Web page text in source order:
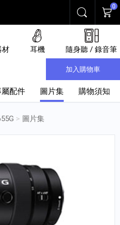
搜尋 購物
0
材 耳機 隨身聽 / 錄音筆
加入購物車
屬配件 圖片集 購物須知
目前頁面：
圖片集